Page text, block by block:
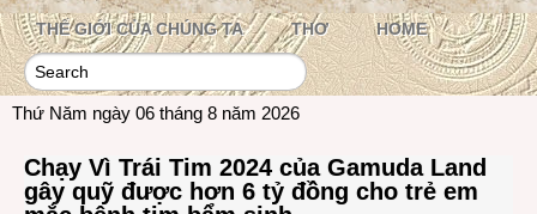
THẾ GIỚI CỦA CHÚNG TA THƠ HOME
Thứ Năm ngày 06 tháng 8 năm 2026
Chạy Vì Trái Tim 2024 của Gamuda Land
gây quỹ được hơn 6 tỷ đồng cho trẻ em